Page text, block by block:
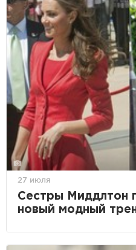
27 июля
Сестры Миддлтон
новый модный